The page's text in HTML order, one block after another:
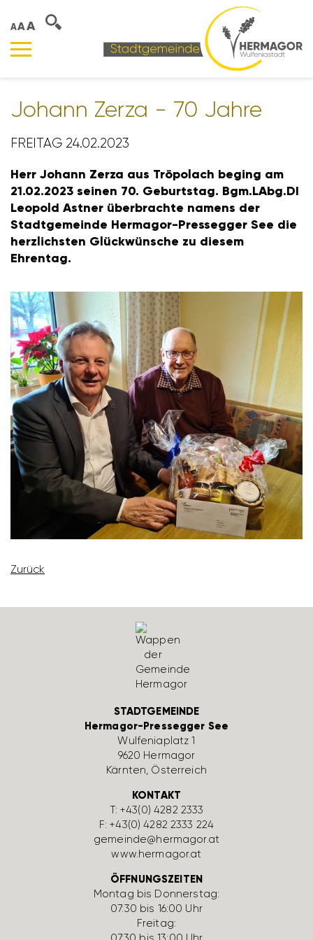
AAA
Johann Zerza - 70 Jahre
FREITAG 24.02.2023
Herr Johann Zerza aus Tröpo­lach beging am
21.02.2023 seinen 70. Geburtstag. Bgm.LAbg.DI
Leopold Astner über­brachte namens der
Stadt­ge­meinde Hermagor-Pres­segger See die
herz­lichsten Glück­wün­sche zu diesem
Ehrentag.
Zurück
STADTGEMEINDE
Hermagor-Pressegger See
Wulfe­nia­platz 1
9620 Hermagor
Kärnten, Öster­reich
KONTAKT
T:+43(0) 4282 2333
F: +43(0) 4282 2333 224
gemeinde@hermagor.at
www.hermagor.at
ÖFFNUNGSZEITEN
Montag bis Donnerstag:
07:30 bis 16:00 Uhr
Freitag: